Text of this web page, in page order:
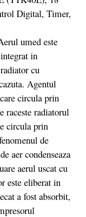
umed este
in
cu
Agentul
circula prin
raceste radiatorul
circula prin
de
aer condenseaza
aerul uscat cu
este eliberat in
a fost absorbit,